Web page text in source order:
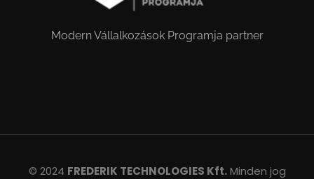
Modern Vállalkozások Programja partner
© 2024 FREDERIK TECHNOLOGIES Kft.Minden jog